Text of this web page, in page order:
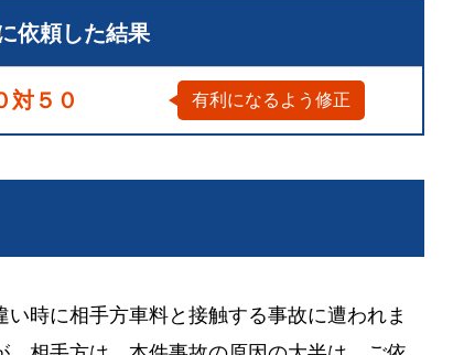
依頼した結果
対５０ 有利になるよう修正
時に相手方車料と接触する事故に遭われま